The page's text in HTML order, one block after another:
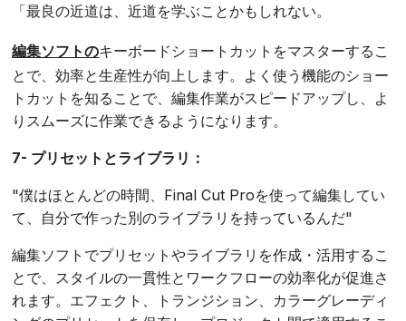
「最良の近道は、近道を学ぶことかもしれない。
編集ソフトのキーボードショートカットをマスターするこ
とで、効率と生産性が向上します。よく使う機能のショー
トカットを知ることで、編集作業がスピードアップし、よ
りスムーズに作業できるようになります。
7- プリセットとライブラリ：
"僕はほとんどの時間、Final Cut Proを使って編集してい
て、自分で作った別のライブラリを持っているんだ"
編集ソフトでプリセットやライブラリを作成・活用するこ
とで、スタイルの一貫性とワークフローの効率化が促進さ
れます。エフェクト、トランジション、カラーグレーディ